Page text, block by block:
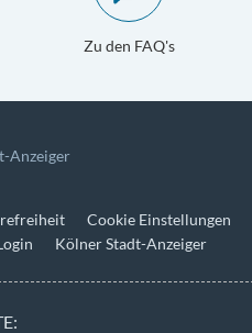
Zu den FAQ's
Anzeiger
Cookie Einstellungen
Kölner Stadt-Anzeiger